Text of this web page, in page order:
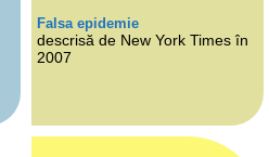
Falsa epidemie
descrisă de New York Times în
2007